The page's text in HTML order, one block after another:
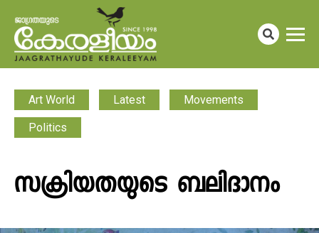
Art World Latest Movements
Politics
സക്രിയതയുടെ ബലിദാനം